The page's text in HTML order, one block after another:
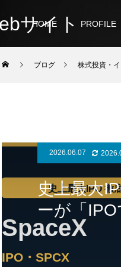
サイト
HOME PROFILE
ブログ 株式投資・
2026.06.07
史上最大
ーが「